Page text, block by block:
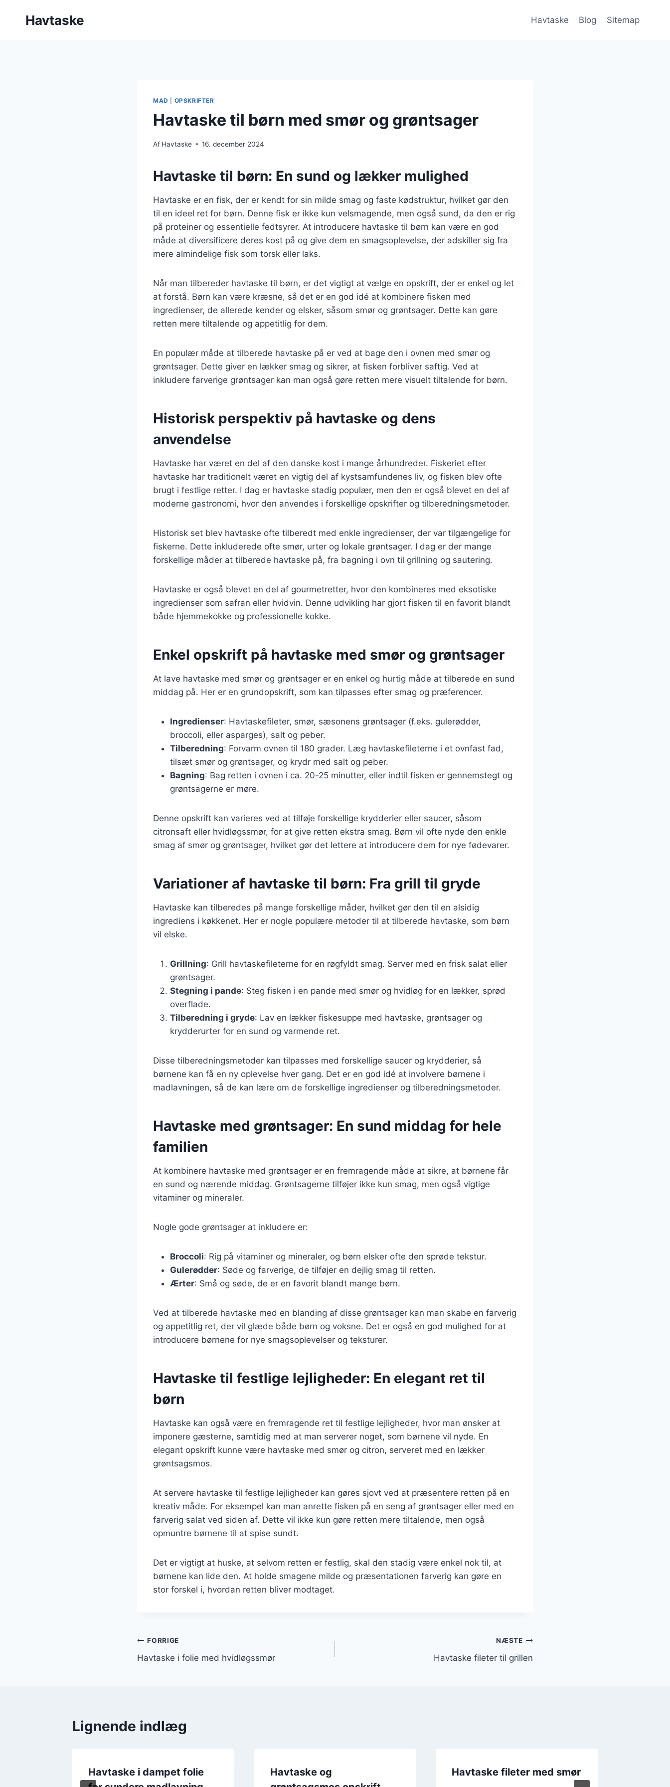
Havtaske Havtaske Blog Sitemap
MAD OPSKRIFTER
Havtaske til børn med smør og grøntsager
Af Havtaske 16. december 2024
Havtaske til børn: En sund og lækker mulighed
Havtaske er en fisk, der er kendt for sin milde smag og faste kødstruktur, hvilket gør den
til en ideel ret for børn. Denne fisk er ikke kun velsmagende, men også sund, da den er rig
på proteiner og essentielle fedtsyrer. At introducere havtaske til børn kan være en god
måde at diversificere deres kost på og give dem en smagsoplevelse, der adskiller sig fra
mere almindelige fisk som torsk eller laks.
Når man tilbereder havtaske til børn, er det vigtigt at vælge en opskrift, der er enkel og let
at forstå. Børn kan være kræsne, så det er en god idé at kombinere fisken med
ingredienser, de allerede kender og elsker, såsom smør og grøntsager. Dette kan gøre
retten mere tiltalende og appetitlig for dem.
En populær måde at tilberede havtaske på er ved at bage den i ovnen med smør og
grøntsager. Dette giver en lækker smag og sikrer, at fisken forbliver saftig. Ved at
inkludere farverige grøntsager kan man også gøre retten mere visuelt tiltalende for børn.
Historisk perspektiv på havtaske og dens
anvendelse
Havtaske har været en del af den danske kost i mange århundreder. Fiskeriet efter
havtaske har traditionelt været en vigtig del af kystsamfundenes liv, og fisken blev ofte
brugt i festlige retter. I dag er havtaske stadig populær, men den er også blevet en del af
moderne gastronomi, hvor den anvendes i forskellige opskrifter og tilberedningsmetoder.
Historisk set blev havtaske ofte tilberedt med enkle ingredienser, der var tilgængelige for
fiskerne. Dette inkluderede ofte smør, urter og lokale grøntsager. I dag er der mange
forskellige måder at tilberede havtaske på, fra bagning i ovn til grillning og sautering.
Havtaske er også blevet en del af gourmetretter, hvor den kombineres med eksotiske
ingredienser som safran eller hvidvin. Denne udvikling har gjort fisken til en favorit blandt
både hjemmekokke og professionelle kokke.
Enkel opskrift på havtaske med smør og grøntsager
At lave havtaske med smør og grøntsager er en enkel og hurtig måde at tilberede en sund
middag på. Her er en grundopskrift, som kan tilpasses efter smag og præferencer.
Ingredienser: Havtaskefileter, smør, sæsonens grøntsager (f.eks. gulerødder,
broccoli, eller asparges), salt og peber.
Tilberedning: Forvarm ovnen til 180 grader. Læg havtaskefileterne i et ovnfast fad,
tilsæt smør og grøntsager, og krydr med salt og peber.
Bagning: Bag retten i ovnen i ca. 20-25 minutter, eller indtil fisken er gennemstegt og
grøntsagerne er møre.
Denne opskrift kan varieres ved at tilføje forskellige krydderier eller saucer, såsom
citronsaft eller hvidløgssmør, for at give retten ekstra smag. Børn vil ofte nyde den enkle
smag af smør og grøntsager, hvilket gør det lettere at introducere dem for nye fødevarer.
Variationer af havtaske til børn: Fra grill til gryde
Havtaske kan tilberedes på mange forskellige måder, hvilket gør den til en alsidig
ingrediens i køkkenet. Her er nogle populære metoder til at tilberede havtaske, som børn
vil elske.
Grillning: Grill havtaskefileterne for en røgfyldt smag. Server med en frisk salat eller
grøntsager.
Stegning i pande: Steg fisken i en pande med smør og hvidløg for en lækker, sprød
overflade.
Tilberedning i gryde: Lav en lækker fiskesuppe med havtaske, grøntsager og
krydderurter for en sund og varmende ret.
Disse tilberedningsmetoder kan tilpasses med forskellige saucer og krydderier, så
børnene kan få en ny oplevelse hver gang. Det er en god idé at involvere børnene i
madlavningen, så de kan lære om de forskellige ingredienser og tilberedningsmetoder.
Havtaske med grøntsager: En sund middag for hele
familien
At kombinere havtaske med grøntsager er en fremragende måde at sikre, at børnene får
en sund og nærende middag. Grøntsagerne tilføjer ikke kun smag, men også vigtige
vitaminer og mineraler.
Nogle gode grøntsager at inkludere er:
Broccoli: Rig på vitaminer og mineraler, og børn elsker ofte den sprøde tekstur.
Gulerødder: Søde og farverige, de tilføjer en dejlig smag til retten.
Ærter: Små og søde, de er en favorit blandt mange børn.
Ved at tilberede havtaske med en blanding af disse grøntsager kan man skabe en farverig
og appetitlig ret, der vil glæde både børn og voksne. Det er også en god mulighed for at
introducere børnene for nye smagsoplevelser og teksturer.
Havtaske til festlige lejligheder: En elegant ret til
børn
Havtaske kan også være en fremragende ret til festlige lejligheder, hvor man ønsker at
imponere gæsterne, samtidig med at man serverer noget, som børnene vil nyde. En
elegant opskrift kunne være havtaske med smør og citron, serveret med en lækker
grøntsagsmos.
At servere havtaske til festlige lejligheder kan gøres sjovt ved at præsentere retten på en
kreativ måde. For eksempel kan man anrette fisken på en seng af grøntsager eller med en
farverig salat ved siden af. Dette vil ikke kun gøre retten mere tiltalende, men også
opmuntre børnene til at spise sundt.
Det er vigtigt at huske, at selvom retten er festlig, skal den stadig være enkel nok til, at
børnene kan lide den. At holde smagene milde og præsentationen farverig kan gøre en
stor forskel i, hvordan retten bliver modtaget.
Indlægsnavigation
FORRIGE
Havtaske i folie med hvidløgssmør
NÆSTE
Havtaske fileter til grillen
Lignende indlæg
Havtaske i dampet folie
Havtaske og
Havtaske fileter med smør